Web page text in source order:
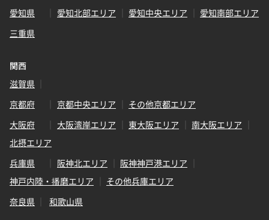
愛知県
愛知北部エリア 愛知中央エリア
愛知南部エリア
三重県
関西
滋賀県
京都府
京都中央エリア
その他京都エリア
大阪府
大阪湾岸エリア 東大阪エリア
南大阪エリア
北摂エリア
兵庫県
阪神北エリア
阪神神戸港エリア
神戸内陸・播磨エリア
その他兵庫エリア
奈良県
和歌山県